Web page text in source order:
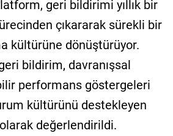
geri bildirimi yıllık bir
çıkararak sürekli bir
kültürüne dönüştürüyor.
bildirim, davranışsal
performans göstergeleri
kültürünü destekleyen
değerlendirildi.